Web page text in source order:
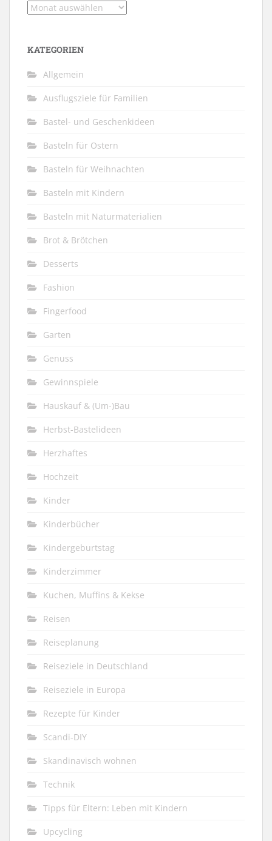
Archiv
KATEGORIEN
Allgemein
Ausflugsziele für Familien
Bastel- und Geschenkideen
Basteln für Ostern
Basteln für Weihnachten
Basteln mit Kindern
Basteln mit Naturmaterialien
Brot & Brötchen
Desserts
Fashion
Fingerfood
Garten
Genuss
Gewinnspiele
Hauskauf & (Um-)Bau
Herbst-Bastelideen
Herzhaftes
Hochzeit
Kinder
Kinderbücher
Kindergeburtstag
Kinderzimmer
Kuchen, Muffins & Kekse
Reisen
Reiseplanung
Reiseziele in Deutschland
Reiseziele in Europa
Rezepte für Kinder
Scandi-DIY
Skandinavisch wohnen
Technik
Tipps für Eltern: Leben mit Kindern
Upcycling